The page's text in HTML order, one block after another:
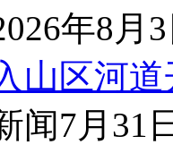
年8月
山区河
闻7月31